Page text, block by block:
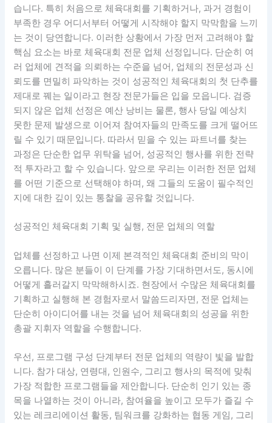
습니다. 특히 처음으로 체육대회를 기획하거나, 과거 경험이
부족한 경우 어디서부터 어떻게 시작해야 할지 막막함을 느끼
는 것이 당연합니다. 이러한 상황에서 가장 먼저 고려해야 할
핵심 요소는 바로 체육대회 전문 업체 선정입니다. 단순히 여
러 업체에 견적을 의뢰하는 수준을 넘어, 업체의 전문성과 신
뢰도를 면밀히 파악하는 것이 성공적인 체육대회의 첫 단추를
제대로 꿰는 일이라고 현장 전문가들은 입을 모읍니다. 검증
되지 않은 업체 선정은 예산 낭비는 물론, 행사 당일 예상치
못한 문제 발생으로 이어져 참여자들의 만족도를 크게 떨어뜨
릴 수 있기 때문입니다. 따라서 믿을 수 있는 파트너를 찾는
과정은 단순한 업무 위탁을 넘어, 성공적인 행사를 위한 전략
적 투자라고 할 수 있습니다. 앞으로 우리는 이러한 전문 업체
를 어떤 기준으로 선택해야 하며, 왜 그들의 도움이 필수적인
지에 대한 깊이 있는 통찰을 공유할 것입니다.
성공적인 체육대회 기획 및 실행, 전문 업체의 역할
업체를 선정하고 나면 이제 본격적인 체육대회 준비의 막이
오릅니다. 많은 분들이 이 단계를 가장 기대하면서도, 동시에
어떻게 흘러갈지 막막해하시죠. 현장에서 수많은 체육대회를
기획하고 실행해 본 경험자로서 말씀드리자면, 전문 업체는
단순히 아이디어를 내는 것을 넘어 체육대회의 성공을 위한
총괄 지휘자 역할을 수행합니다.
우선, 프로그램 구성 단계부터 전문 업체의 역량이 빛을 발합
니다. 참가 대상, 연령대, 인원수, 그리고 행사의 목적에 맞춰
가장 적합한 프로그램들을 제안합니다. 단순히 인기 있는 종
목을 나열하는 것이 아니라, 참여율을 높이고 모두가 즐길 수
있는 레크리에이션 활동, 팀워크를 강화하는 협동 게임, 그리